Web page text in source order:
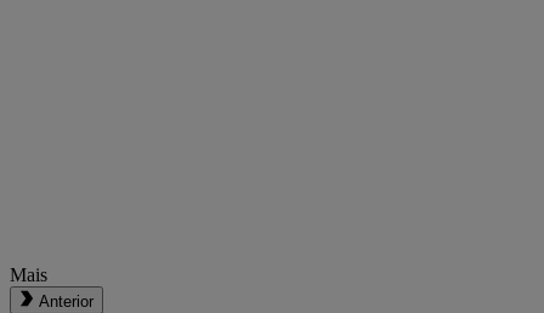
Mais
Anterior